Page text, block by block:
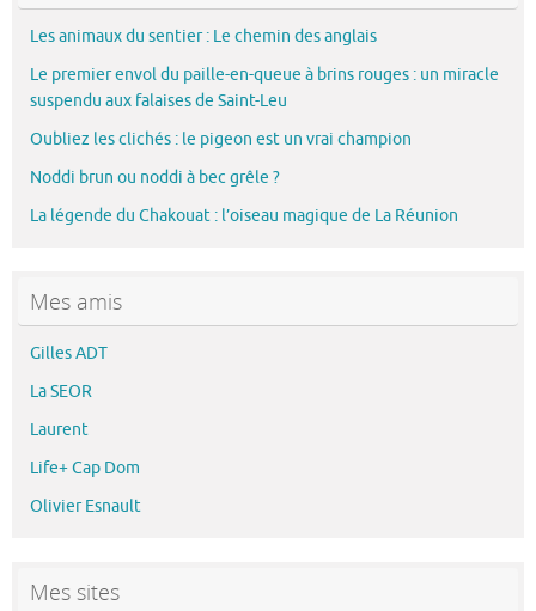
Les animaux du sentier : Le chemin des anglais
Le premier envol du paille-en-queue à brins rouges : un miracle
suspendu aux falaises de Saint-Leu
Oubliez les clichés : le pigeon est un vrai champion
Noddi brun ou noddi à bec grêle ?
La légende du Chakouat : l’oiseau magique de La Réunion
Mes amis
Gilles ADT
La SEOR
Laurent
Life+ Cap Dom
Olivier Esnault
Mes sites